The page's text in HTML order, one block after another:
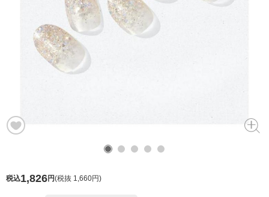
税込1,826円(税抜 1,660円)